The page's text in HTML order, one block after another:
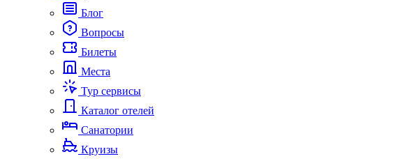
Блог
Вопросы
Билеты
Места
Тур сервисы
Каталог отелей
Санатории
Круизы